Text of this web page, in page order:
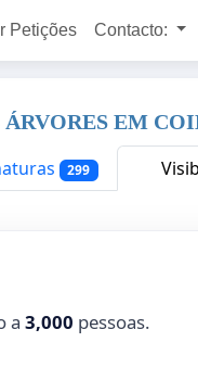
Petições Contacto:
ÁRVORES EM
299
a 3,000 pessoas.